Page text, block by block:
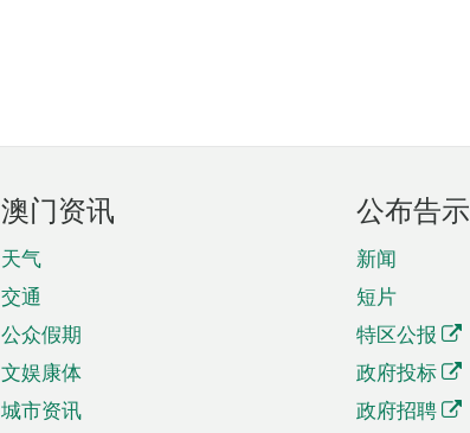
澳门资讯
天气
交通
公众假期
文娱康体
城市资讯
公布告示
新闻
短片
特区公报
政府投标
政府招聘